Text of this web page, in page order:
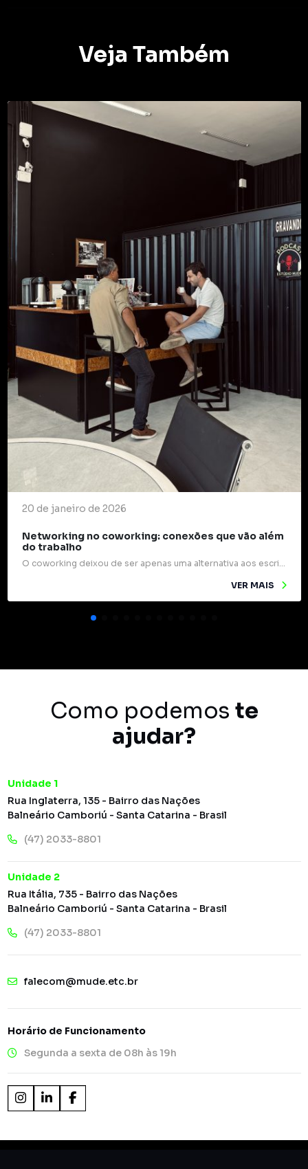
Veja Também
20 de janeiro de 2026
Networking no coworking: conexões que vão além
do trabalho
O coworking deixou de ser apenas uma alternativa aos escritórios tradicionais e passou a ocupar um papel estratégico na forma como profissionais e empresas se relacionam. Mais do que mesas compartilhadas e internet rápida, esses espaços são verdadeiros pontos de encontro para ideias, experiências e oportunidades. Um dos grandes diferenciais do coworking é o networking […]
VER MAIS
Como podemos te
ajudar?
Unidade 1
Rua Inglaterra, 135 - Bairro das Nações
Balneário Camboriú - Santa Catarina - Brasil
(47) 2033-8801
Unidade 2
Rua Itália, 735 - Bairro das Nações
Balneário Camboriú - Santa Catarina - Brasil
(47) 2033-8801
falecom@mude.etc.br
Horário de Funcionamento
Segunda a sexta de 08h às 19h